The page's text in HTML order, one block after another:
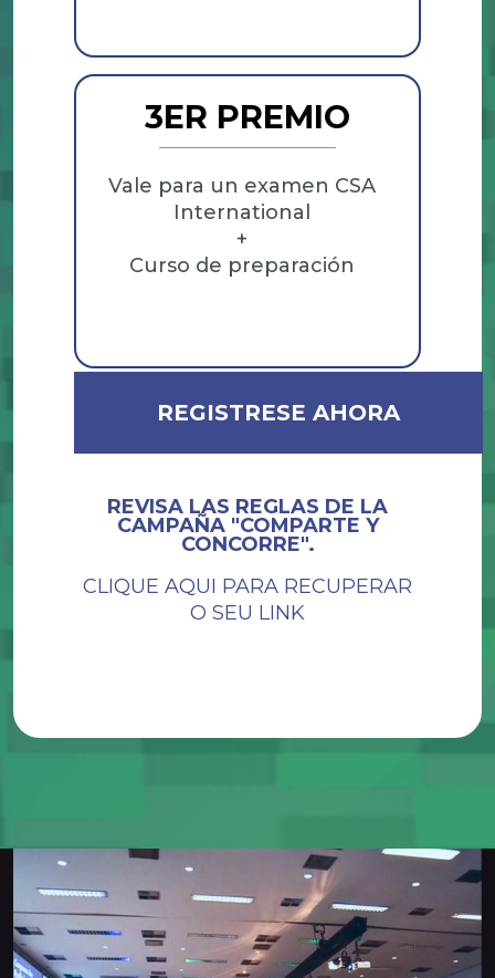
3ER PREMIO
Vale para un examen CSA
International
+
Curso de preparación
REGISTRESE AHORA
REVISA LAS REGLAS DE LA
CAMPAÑA "COMPARTE Y
CONCORRE".
CLIQUE AQUI PARA RECUPERAR
O SEU LINK